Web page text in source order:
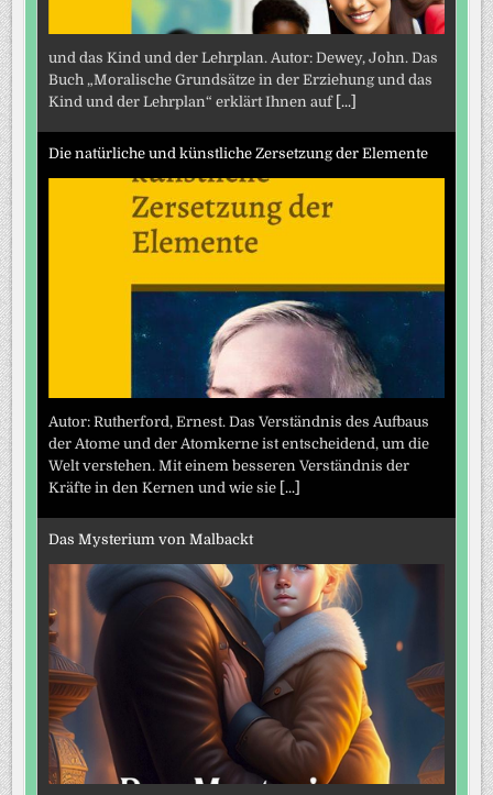
und das Kind und der Lehrplan. Autor: Dewey, John. Das
Buch „Moralische Grundsätze in der Erziehung und das
Kind und der Lehrplan“ erklärt Ihnen auf [...]
Die natürliche und künstliche Zersetzung der Elemente
Autor: Rutherford, Ernest. Das Verständnis des Aufbaus
der Atome und der Atomkerne ist entscheidend, um die
Welt verstehen. Mit einem besseren Verständnis der
Kräfte in den Kernen und wie sie [...]
Das Mysterium von Malbackt